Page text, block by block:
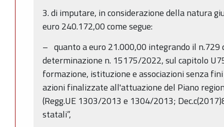
3. di imputare, in considerazione della natura
euro 240.172,00 come segue:
– quanto a euro 21.000,00 integrando il n.729
determinazione n. 15175/2022, sul capitolo
formazione, istituzione e associazioni senza
azioni finalizzate all'attuazione del Piano
(Regg.UE 1303/2013 e 1304/2013;
statali”,